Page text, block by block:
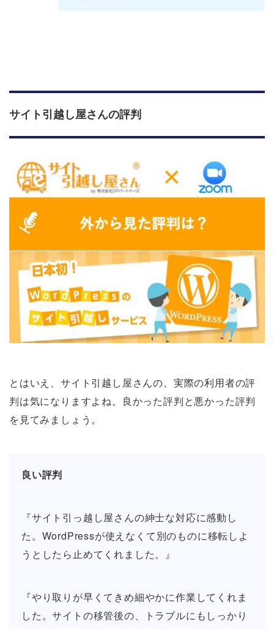
サイト引越し屋さんの評判
とはいえ、サイト引越し屋さんの、実際の利用者の評
判は気になりますよね。良かった評判と悪かった評判
を見てみましょう。
良い評判
『サイト引っ越し屋さんの紳士な対応に感動し
た。WordPressが使えなくて別のものに移転しよ
うとしたら止めてくれました。』
『やり取りが早くてきめ細やかに作業してくれま
した。サイトの移管後の、トラブルにもしっかり